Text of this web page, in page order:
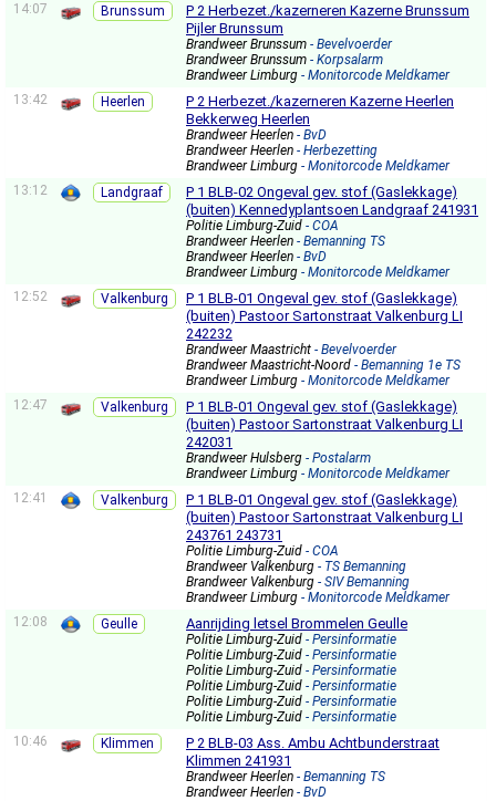
14:07
Brunssum
P 2 Herbezet./kazerneren Kazerne Brunssum
Pijler Brunssum
Brandweer Brunssum - Bevelvoerder
Brandweer Brunssum - Korpsalarm
Brandweer Limburg - Monitorcode Meldkamer
13:42
Heerlen
P 2 Herbezet./kazerneren Kazerne Heerlen
Bekkerweg Heerlen
Brandweer Heerlen - BvD
Brandweer Heerlen - Herbezetting
Brandweer Limburg - Monitorcode Meldkamer
13:12
Landgraaf
P 1 BLB-02 Ongeval gev. stof (Gaslekkage)
(buiten) Kennedyplantsoen Landgraaf 241931
Politie Limburg-Zuid - COA
Brandweer Heerlen - Bemanning TS
Brandweer Heerlen - BvD
Brandweer Limburg - Monitorcode Meldkamer
12:52
Valkenburg
P 1 BLB-01 Ongeval gev. stof (Gaslekkage)
(buiten) Pastoor Sartonstraat Valkenburg LI
242232
Brandweer Maastricht - Bevelvoerder
Brandweer Maastricht-Noord - Bemanning 1e TS
Brandweer Limburg - Monitorcode Meldkamer
12:47
Valkenburg
P 1 BLB-01 Ongeval gev. stof (Gaslekkage)
(buiten) Pastoor Sartonstraat Valkenburg LI
242031
Brandweer Hulsberg - Postalarm
Brandweer Limburg - Monitorcode Meldkamer
12:41
Valkenburg
P 1 BLB-01 Ongeval gev. stof (Gaslekkage)
(buiten) Pastoor Sartonstraat Valkenburg LI
243761 243731
Politie Limburg-Zuid - COA
Brandweer Valkenburg - TS Bemanning
Brandweer Valkenburg - SIV Bemanning
Brandweer Limburg - Monitorcode Meldkamer
12:08
Geulle Aanrijding letsel Brommelen Geulle
Politie Limburg-Zuid - Persinformatie
Politie Limburg-Zuid - Persinformatie
Politie Limburg-Zuid - Persinformatie
Politie Limburg-Zuid - Persinformatie
Politie Limburg-Zuid - Persinformatie
Politie Limburg-Zuid - Persinformatie
10:46
Klimmen
P 2 BLB-03 Ass. Ambu Achtbunderstraat
Klimmen 241931
Brandweer Heerlen - Bemanning TS
Brandweer Heerlen - BvD